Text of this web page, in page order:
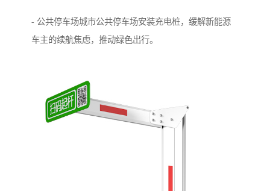
- 公共停车场城市公共停车场安装充电桩，缓解新能源
车主的续航焦虑，推动绿色出行。